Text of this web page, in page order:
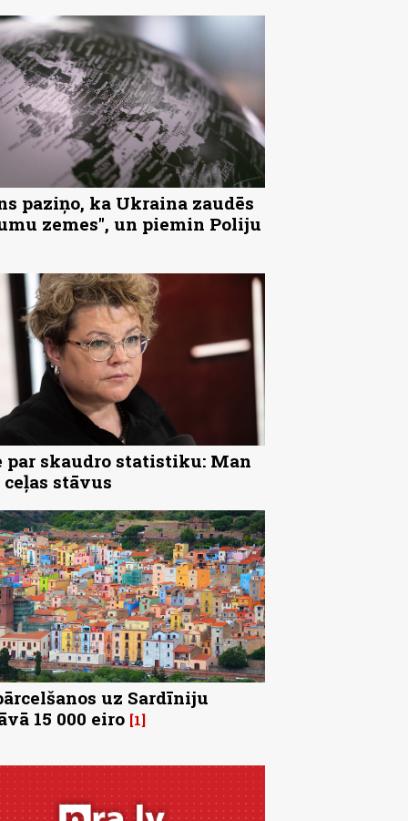
paziņo, ka Ukraina zaudēs
zemes", un piemin Poliju
par skaudro statistiku: Man
stāvus
uz Sardīniju
15 000 eiro 1